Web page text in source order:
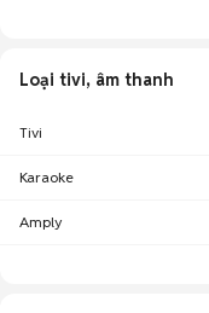
Loại tivi, âm thanh
Tivi
Karaoke
Amply